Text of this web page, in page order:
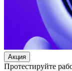
Акция
Протестируйте